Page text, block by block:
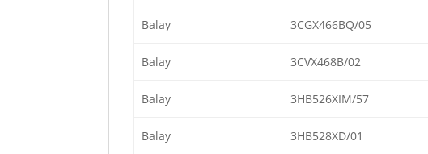
Balay 3CGX466BQ/05
Balay 3CVX468B/02
Balay 3HB526XIM/57
Balay 3HB528XD/01